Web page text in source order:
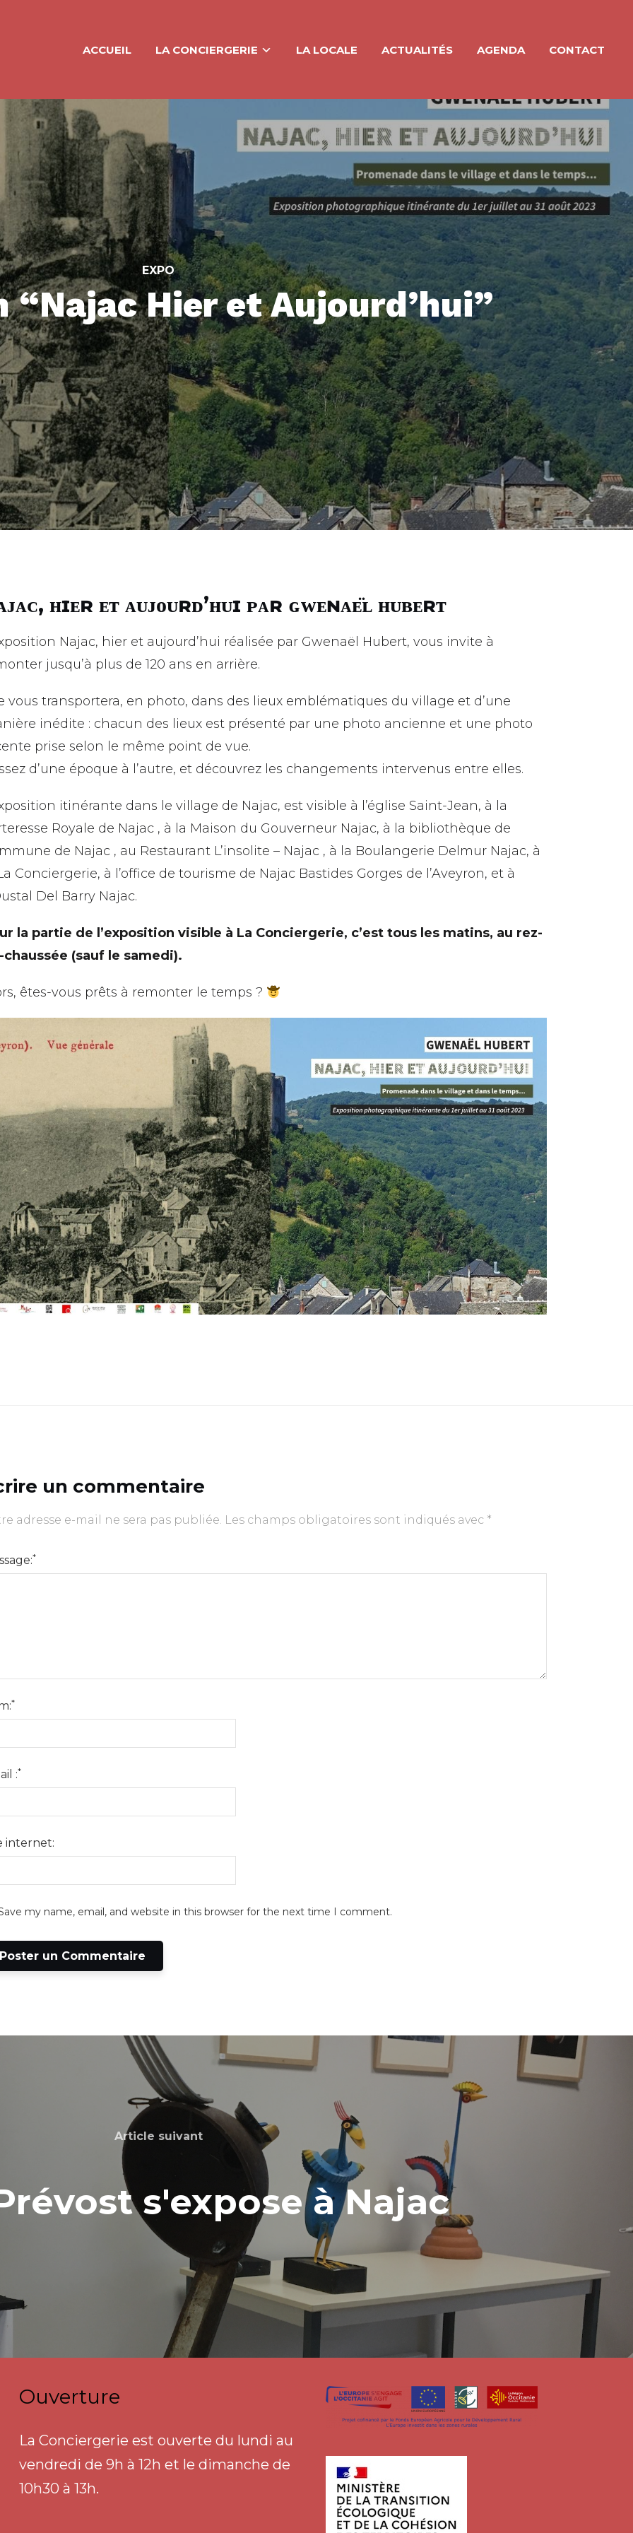
ACCUEIL LA CONCIERGERIE LA LOCALE ACTUALITÉS AGENDA CONTACT
EXPO
Hier et Aujourd’hui”
ʜɪᴇʀ ᴇᴛ ᴀᴜᴊᴏᴜʀᴅ’ʜᴜɪ ᴘᴀʀ ɢᴡᴇɴᴀᴇ̈ʟ ʜᴜʙᴇʀᴛ
Najac, hier et aujourd’hui réalisée par Gwenaël Hubert, vous invite à
jusqu’à plus de 120 ans en arrière.
vous transportera, en photo, dans des lieux emblématiques du village et d’une
inédite : chacun des lieux est présenté par une photo ancienne et une photo
prise selon le même point de vue.
d’une époque à l’autre, et découvrez les changements intervenus entre elles.
itinérante dans le village de Najac, est visible à l’église Saint-Jean, à la
Royale de Najac , à la Maison du Gouverneur Najac, à la bibliothèque de
de Najac , au Restaurant L’insolite – Najac , à la Boulangerie Delmur Najac, à
Conciergerie, à l’office de tourisme de Najac Bastides Gorges de l’Aveyron, et à
Del Barry Najac.
la partie de l’exposition visible à La Conciergerie, c’est tous les matins, au rez-
chaussée (sauf le samedi).
êtes-vous prêts à remonter le temps ?
un commentaire
adresse e-mail ne sera pas publiée. Les champs obligatoires sont indiqués avec *
*
*
:*
internet:
my name, email, and website in this browser for the next time I comment.
Article suivant
s'expose à Najac
Ouverture
La Conciergerie est ouverte du lundi au
vendredi de 9h à 12h et le dimanche de
10h30 à 13h.